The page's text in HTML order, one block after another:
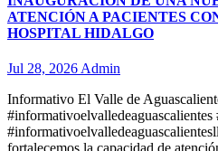
ATENCIÓN A PACIENTES
HOSPITAL HIDALGO
Jul 28, 2026Admin
Informativo El Valle de
#informativoelvalledeaguascalientes